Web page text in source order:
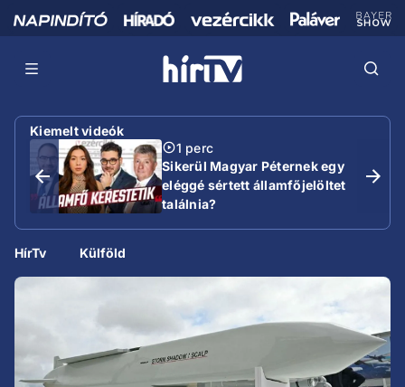
Kiemelt videók
1 perc
Sikerül Magyar Péternek egy
eléggé sértett államfőjelöltet
találnia?
HírTv Külföld